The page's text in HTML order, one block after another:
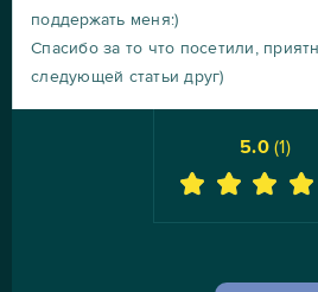
поддержать меня:)
Спасибо за то что посетили,
следующей статьи друг)
5.0(1)